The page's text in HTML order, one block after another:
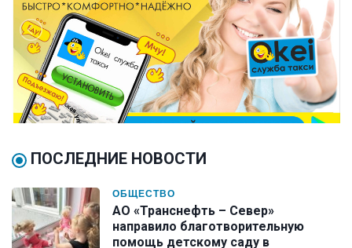
ПОСЛЕДНИЕ НОВОСТИ
ОБЩЕСТВО
АО «Транснефть – Север»
направило благотворительную
помощь детскому саду в